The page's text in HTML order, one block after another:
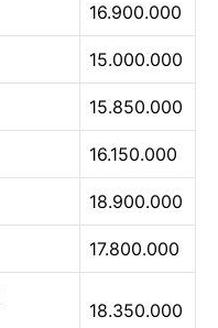
16.900.000
15.000.000
15.850.000
16.150.000
18.900.000
17.800.000
18.350.000